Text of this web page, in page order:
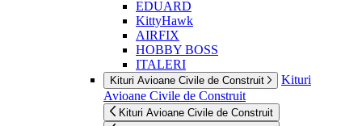
EDUARD
KittyHawk
AIRFIX
HOBBY BOSS
ITALERI
Kituri Avioane Civile de Construit
Kituri
Avioane Civile de Construit
Kituri Avioane Civile de Construit